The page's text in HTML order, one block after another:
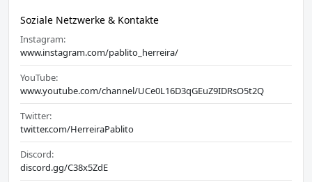
Soziale Netzwerke & Kontakte
Instagram:
www.instagram.com/pablito_herreira/
YouTube:
www.youtube.com/channel/UCe0L16D3qGEuZ9IDRsO5t2Q
Twitter:
twitter.com/HerreiraPablito
Discord:
discord.gg/C38x5ZdE